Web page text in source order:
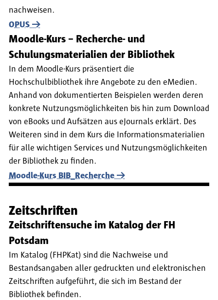
nachweisen.
OPUS
Moodle-Kurs – Recherche- und
Schulungsmaterialien der Bibliothek
In dem Moodle-Kurs präsentiert die
Hochschulbibliothek ihre Angebote zu den eMedien.
Anhand von dokumentierten Beispielen werden deren
konkrete Nutzungsmöglichkeiten bis hin zum Download
von eBooks und Aufsätzen aus eJournals erklärt. Des
Weiteren sind in dem Kurs die Informationsmaterialien
für alle wichtigen Services und Nutzungsmöglichkeiten
der Bibliothek zu finden.
Moodle-Kurs BIB_Recherche
Zeitschriften
Zeitschriftensuche im Katalog der FH
Potsdam
Im Katalog (FHPKat) sind die Nachweise und
Bestandsangaben aller gedruckten und elektronischen
Zeitschriften aufgeführt, die sich im Bestand der
Bibliothek befinden.